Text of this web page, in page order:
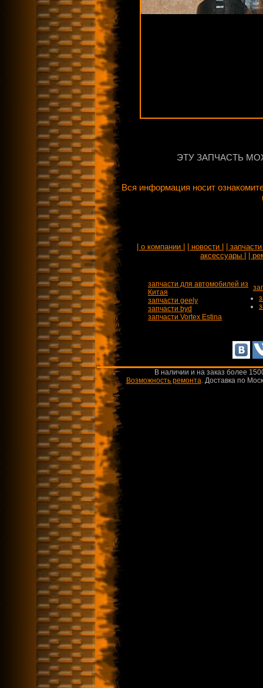
ЭТУ ЗАПЧАСТЬ
Вся информация носит
| о компании | | новости |
|
аксессуары |
|
запчасти для автомобилей из
Китая
запчасти geely
запчасти byd
запчасти Vortex Estina
В наличии и на заказ более
Возможность ремонта.Доставка по